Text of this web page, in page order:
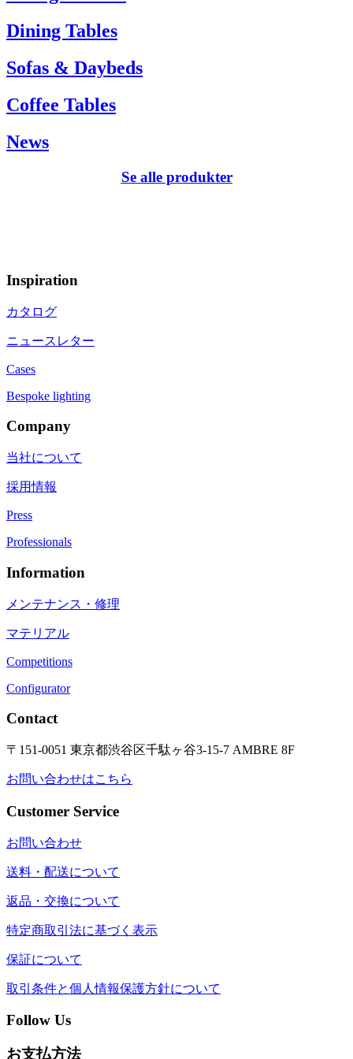
Dining Tables
Sofas & Daybeds
Coffee Tables
News
Se alle produkter
Inspiration
カタログ
ニュースレター
Cases
Bespoke lighting
Company
当社について
採用情報
Press
Professionals
Information
メンテナンス・修理
マテリアル
Competitions
Configurator
Contact
〒151-0051 東京都渋谷区千駄ヶ谷3-15-7 AMBRE 8F
お問い合わせはこちら
Customer Service
お問い合わせ
送料・配送について
返品・交換について
特定商取引法に基づく表示
保証について
取引条件と個人情報保護方針について
Follow Us
お支払方法